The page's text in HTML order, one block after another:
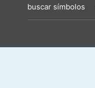
buscar símbolos